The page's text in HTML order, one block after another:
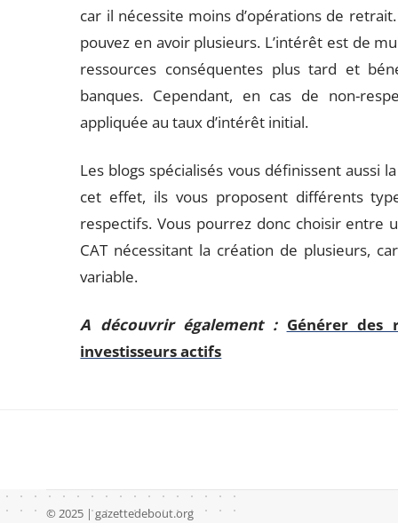
car il nécessite moins d’opérations de
pouvez en avoir plusieurs. L’intérêt est de
ressources conséquentes plus tard et
banques. Cependant, en cas de non-
appliquée au taux d’intérêt initial.
Les blogs spécialisés vous définissent aussi
cet effet, ils vous proposent différents
respectifs. Vous pourrez donc choisir entre
CAT nécessitant la création de plusieurs,
variable.
A découvrir également : Générer des
investisseurs actifs
© 2025 | gazettedebout.org